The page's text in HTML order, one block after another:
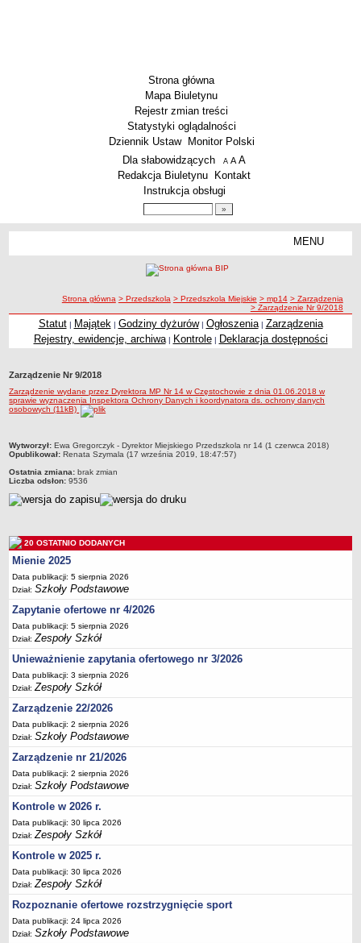
Strona główna
Mapa Biuletynu
Rejestr zmian treści
Statystyki oglądalności
Dziennik Ustaw
Monitor Polski
Menu dodatkowe
Dla słabowidzących A pomniejsz czcionkę
A standardowy rozmiar czcionki
A
Redakcja Biuletynu
Kontakt
Instrukcja obsługi
MENU
Zespoły Szkół
Techniczne Zakłady Naukowe
Przedszkola Miejskie
ARCHIWUM SZKÓŁ I PLACÓWEK
Zlikwidowane gimnazja
Wielofunkcyjna Placówka
SPECJALNE OŚRODKI SZKOLNO-WYCHOWAWCZE
Specjalny Ośrodek nr 1
Dane podstawowe
Majątek
Godziny dyżurów
Ogłoszenie
Zarządzenia
Kontrole
Rejestry, ewidencje, archiwa
Sprawozdania
Deklaracja dostępności
PORADNIE PSYCHOLOGICZNO-PEDAGOGICZNE
Zespół Poradni
BIURO FINANSÓW OŚWIATY
Dane podstawowe
Statut
Majątek
Godziny dyżurów
Ogłoszenia
Zarządzenia
Rejestry, ewidencje, archiwa
ścieżka nawigacji
Strona główna > Przedszkola > Przedszkola Miejskie > mp14 > Zarządzenia
> Zarządzenie Nr 9/2018
Statut| Majątek | Godziny dyżurów| Ogłoszenia| Zarządzenia
Rejestry, ewidencje, archiwa| Kontrole| Deklaracja dostępności
Zarządzenie Nr 9/2018
Zarządzenie wydane przez Dyrektora MP Nr 14 w Częstochowie z dnia 01.06.2018 w
sprawie wyznaczenia Inspektora Ochrony Danych i koordynatora ds. ochrony danych
osobowych (11kB)
metryczka
Wytworzył: Ewa Gregorczyk - Dyrektor Miejskiego Przedszkola nr 14 (1 czerwca 2018)
Opublikował: Renata Szymala (17 września 2019, 18:47:57)
Ostatnia zmiana: brak zmian
Liczba odsłon: 9536
20 OSTATNIO DODANYCH
Mienie 2025
Data publikacji: 5 sierpnia 2026
Dział:Szkoły Podstawowe
Zapytanie ofertowe nr 4/2026
Data publikacji: 5 sierpnia 2026
Dział:Zespoły Szkół
Unieważnienie zapytania ofertowego nr 3/2026
Data publikacji: 3 sierpnia 2026
Dział:Zespoły Szkół
Zarządzenie 22/2026
Data publikacji: 2 sierpnia 2026
Dział:Szkoły Podstawowe
Zarządzenie nr 21/2026
Data publikacji: 2 sierpnia 2026
Dział:Szkoły Podstawowe
Kontrole w 2026 r.
Data publikacji: 30 lipca 2026
Dział:Zespoły Szkół
Kontrole w 2025 r.
Data publikacji: 30 lipca 2026
Dział:Zespoły Szkół
Rozpoznanie ofertowe rozstrzygnięcie sport
Data publikacji: 24 lipca 2026
Dział:Szkoły Podstawowe